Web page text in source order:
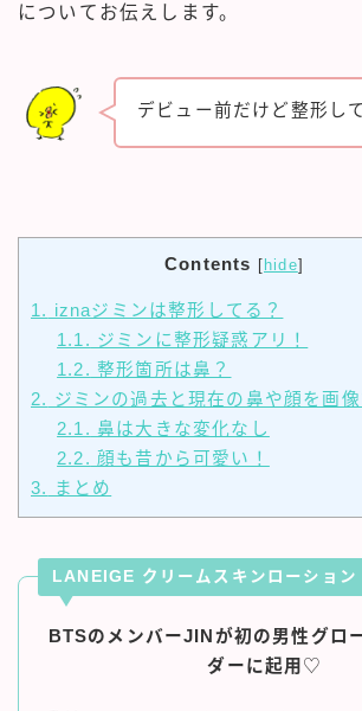
についてお伝えします。
デビュー前だけど整形し
Contents [hide]
1. iznaジミンは整形してる？
1.1. ジミンに整形疑惑アリ！
1.2. 整形箇所は鼻？
2. ジミンの過去と現在の鼻や顔を画像
2.1. 鼻は大きな変化なし
2.2. 顔も昔から可愛い！
3.
まとめ
LANEIGE クリームスキンローション
BTSのメンバーJINが初の男性グロ
ダーに起用 ♡